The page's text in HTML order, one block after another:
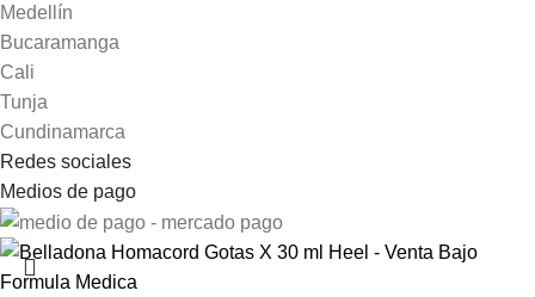
Medellín
Bucaramanga
Cali
Tunja
Cundinamarca
Redes sociales
Medios de pago